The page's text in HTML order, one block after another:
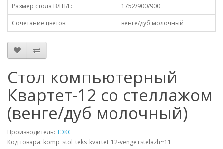
Размер стола В/Ш/Г:
1752/900/900
Сочетание цветов:
венге/дуб молочный
Стол компьютерный
Квартет-12 со стеллажом
(венге/дуб молочный)
Производитель: ТЭКС
Код товара: komp_stol_teks_kvartet_12-venge+stelazh~11